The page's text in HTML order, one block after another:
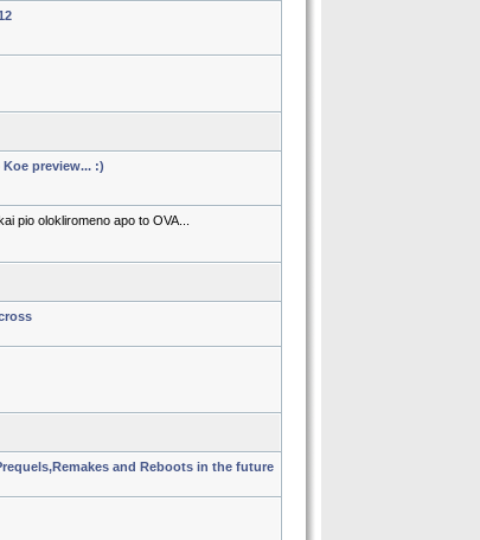
preview... :)
pio olokliromeno apo to OVA...
and Reboots in the future